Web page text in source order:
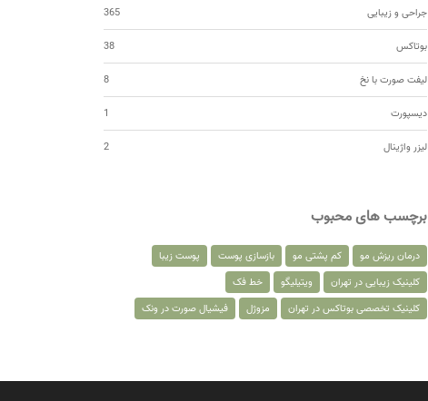
جراحی و زیبایی 365
بوتاکس 38
لیفت صورت با نخ 8
دیسپورت 1
لیزر واژینال 2
برچسب های محبوب
درمان ریزش مو کم پشتی مو بازسازی پوست
پوست زیبا
کلینیک زیبایی در تهران
ویتیلیگو
خط فک
کلینیک تخصصی بوتاکس در تهران
مزوژل فیشیال صورت در ونک